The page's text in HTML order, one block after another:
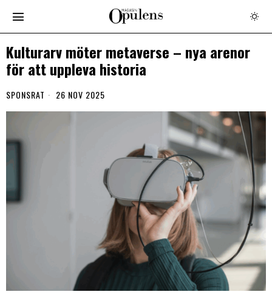
Kulturarv möter metaverse – nya arenor
för att uppleva historia
SPONSRAT 26 NOV 2025